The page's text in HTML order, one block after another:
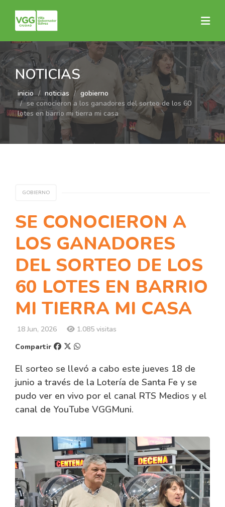
NOTICIAS
inicio noticias
gobierno
se conocieron a los ganadores del sorteo de los 60
lotes en barrio mi tierra mi casa
GOBIERNO
SE CONOCIERON A
LOS GANADORES
DEL SORTEO DE LOS
60 LOTES EN BARRIO
MI TIERRA MI CASA
18 Jun, 2026
1.085 visitas
Compartir
El sorteo se llevó a cabo este jueves 18 de
junio a través de la Lotería de Santa Fe y se
pudo ver en vivo por el canal RTS Medios y el
canal de YouTube VGGMuni.